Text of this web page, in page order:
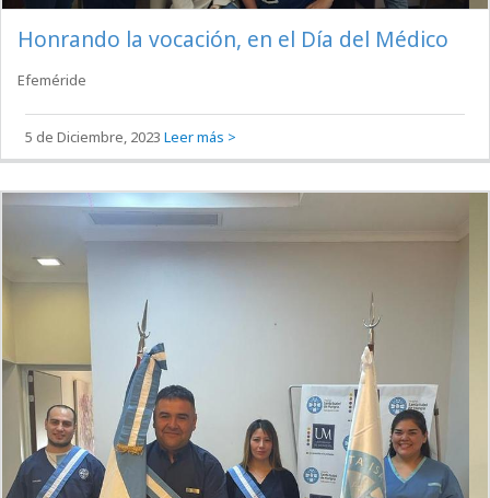
Honrando la vocación, en el Día del Médico